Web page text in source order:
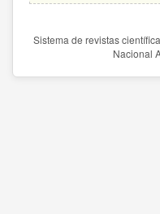
Sistema de revistas
Nacional